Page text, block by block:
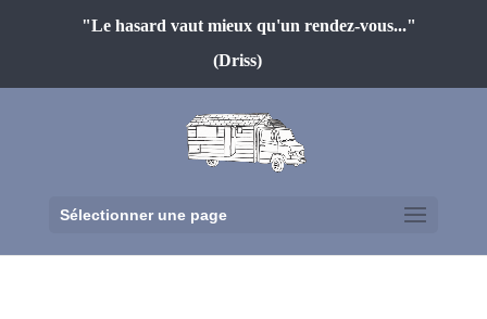
"Le hasard vaut mieux qu'un rendez-vous..."
(Driss)
Sélectionner une page